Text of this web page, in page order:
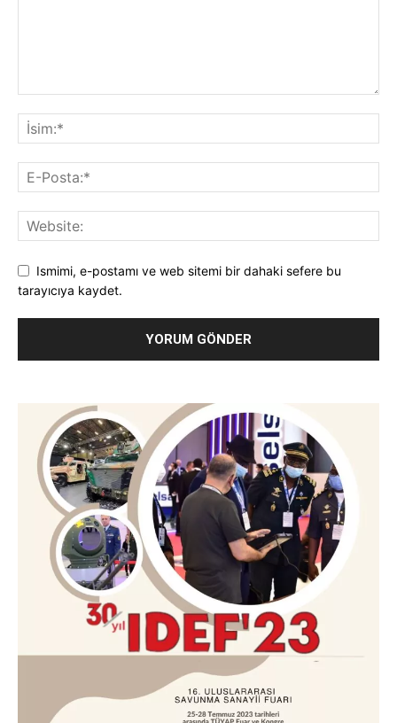
Ismimi, e-postamı ve web sitemi bir dahaki sefere bu
tarayıcıya kaydet.